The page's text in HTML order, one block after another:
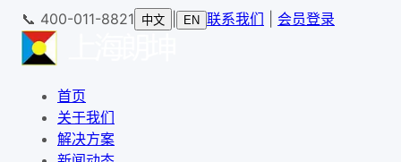
📞 400-011-8821 中文 EN 联系我们 会员登录
首页
关于我们
解决方案